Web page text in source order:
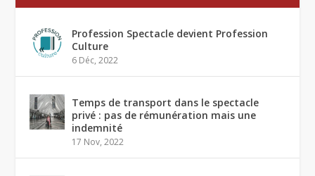
Profession Spectacle devient Profession
Culture
6 Déc, 2022
Temps de transport dans le spectacle
privé : pas de rémunération mais une
indemnité
17 Nov, 2022